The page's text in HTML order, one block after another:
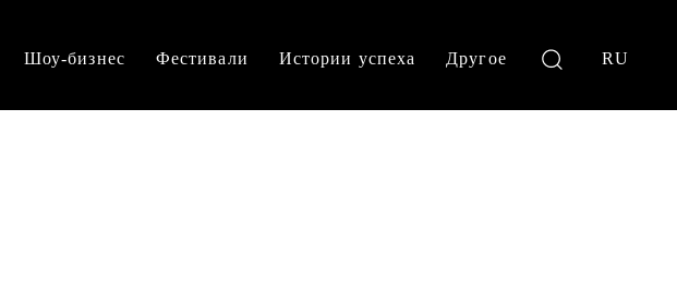
Шоу-бизнес Фестивали Истории успеха Другое RU